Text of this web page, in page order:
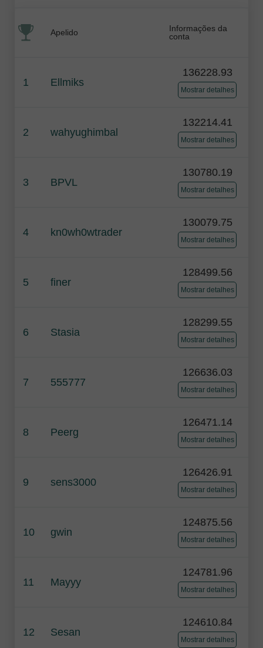
Apelido
Informações da
conta
1 Ellmiks
136228.93
Mostrar detalhes
2 wahyughimbal
132214.41
Mostrar detalhes
3 BPVL
130780.19
Mostrar detalhes
4 kn0wh0wtrader
130079.75
Mostrar detalhes
5 finer
128499.56
Mostrar detalhes
6 Stasia
128299.55
Mostrar detalhes
7 555777
126636.03
Mostrar detalhes
8 Peerg
126471.14
Mostrar detalhes
9 sens3000
126426.91
Mostrar detalhes
10 gwin
124875.56
Mostrar detalhes
11 Mayyy
124781.96
Mostrar detalhes
12 Sesan
124610.84
Mostrar detalhes